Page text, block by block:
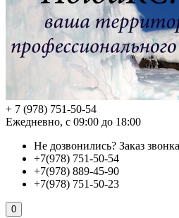
+ 7 (978) 751-50-54
Ежедневно, с 09:00 до 18:00
Не дозвонились? Заказ
+7(978) 751-50-54
+7(978) 889-45-90
+7(978) 751-50-23
0